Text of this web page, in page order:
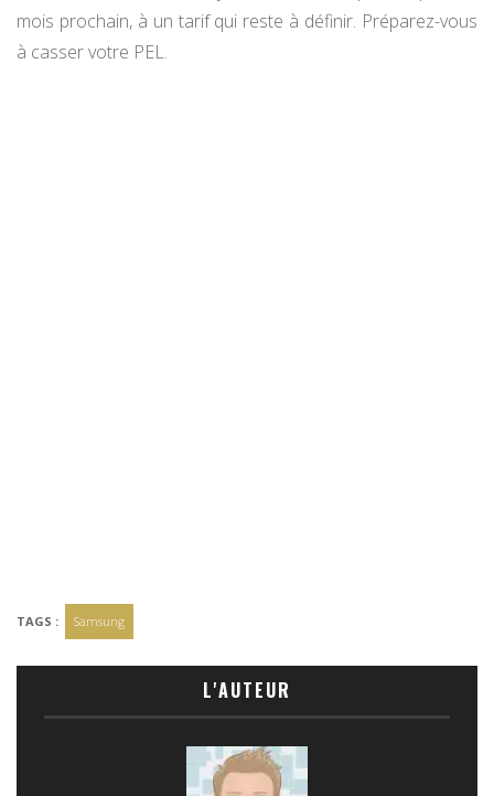
mois prochain, à un tarif qui reste à définir. Préparez-vous
à casser votre PEL.
TAGS : Samsung
L'AUTEUR